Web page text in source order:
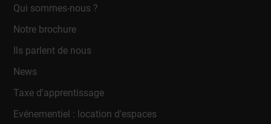
Qui sommes-nous ?
Notre brochure
Ils parlent de nous
News
Taxe d'apprentissage
Evénementiel : location d'espaces